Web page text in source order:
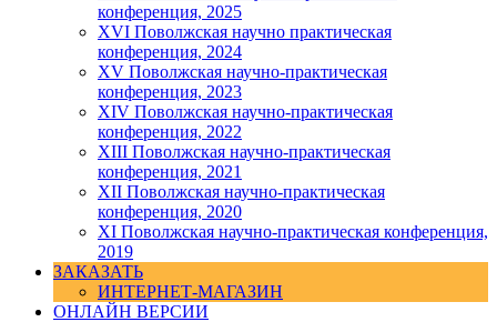
конференция, 2025
XVI Поволжская научно практическая
конференция, 2024
ХV Поволжская научно-практическая
конференция, 2023
ХIV Поволжская научно-практическая
конференция, 2022
ХIII Поволжская научно-практическая
конференция, 2021
ХII Поволжская научно-практическая
конференция, 2020
XI Поволжская научно-практическая конференция,
2019
ЗАКАЗАТЬ
ИНТЕРНЕТ-МАГАЗИН
ОНЛАЙН ВЕРСИИ